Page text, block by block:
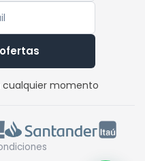
cualquier momento